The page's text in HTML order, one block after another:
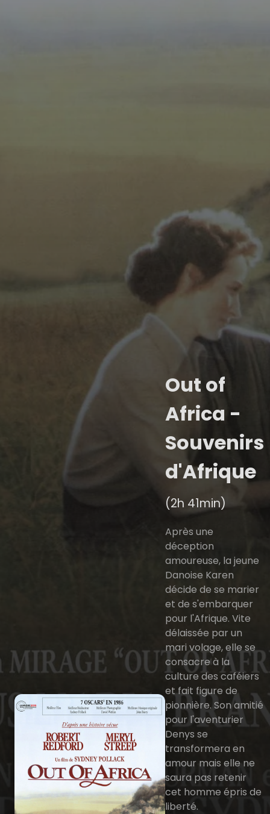
Out of
Africa -
Souvenirs
d'Afrique
(2h 41min)
Après une
déception
amoureuse, la jeune
Danoise Karen
décide de se marier
et de s'embarquer
pour l'Afrique. Vite
délaissée par un
mari volage, elle se
consacre à la
culture des caféiers
et fait figure de
pionnière. Son amitié
pour l'aventurier
Denys se
transformera en
amour mais elle ne
saura pas retenir
cet homme épris de
liberté.